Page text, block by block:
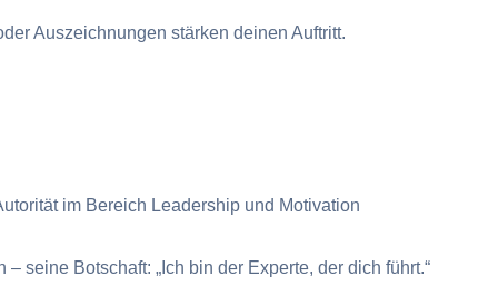
Auszeichnungen stärken deinen Auftritt.
im Bereich Leadership und Motivation
seine Botschaft: „Ich bin der Experte, der dich führt.“